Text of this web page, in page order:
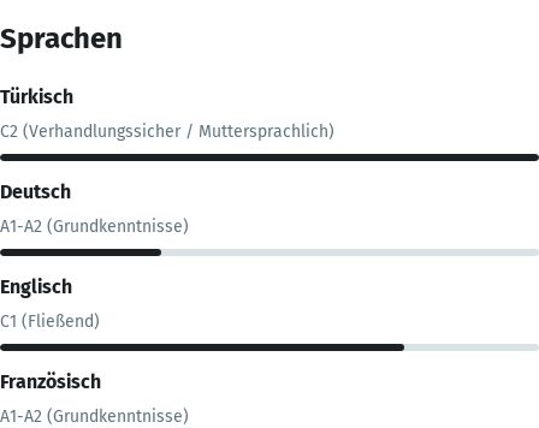
Sprachen
Türkisch
C2 (Verhandlungssicher / Muttersprachlich)
Deutsch
A1-A2 (Grundkenntnisse)
Englisch
C1 (Fließend)
Französisch
A1-A2 (Grundkenntnisse)